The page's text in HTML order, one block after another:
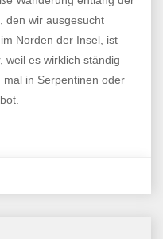
den wir ausgesucht
Norden der Insel, ist
weil es wirklich ständig
in Serpentinen oder